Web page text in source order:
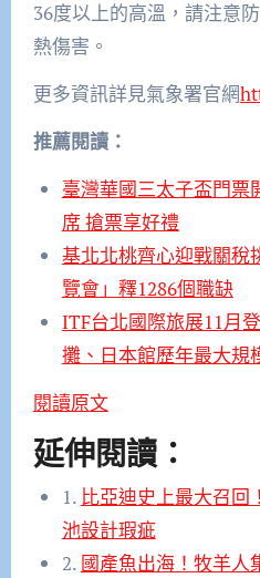
36度以上的高溫，請注意
熱傷害。
更多資訊詳見氣象署官網
推薦閱讀：
臺灣華國三太子盃門票
席 搶票享好禮
基北北桃齊心迎戰關稅
覽會」釋1286個職缺
ITF台北國際旅展11月
攤、日本館歷年最大規
閱讀原文
延伸閱讀：
1. 比亞迪史上最大召回
池設計瑕疵
2. 國產魚出海！牧羊人